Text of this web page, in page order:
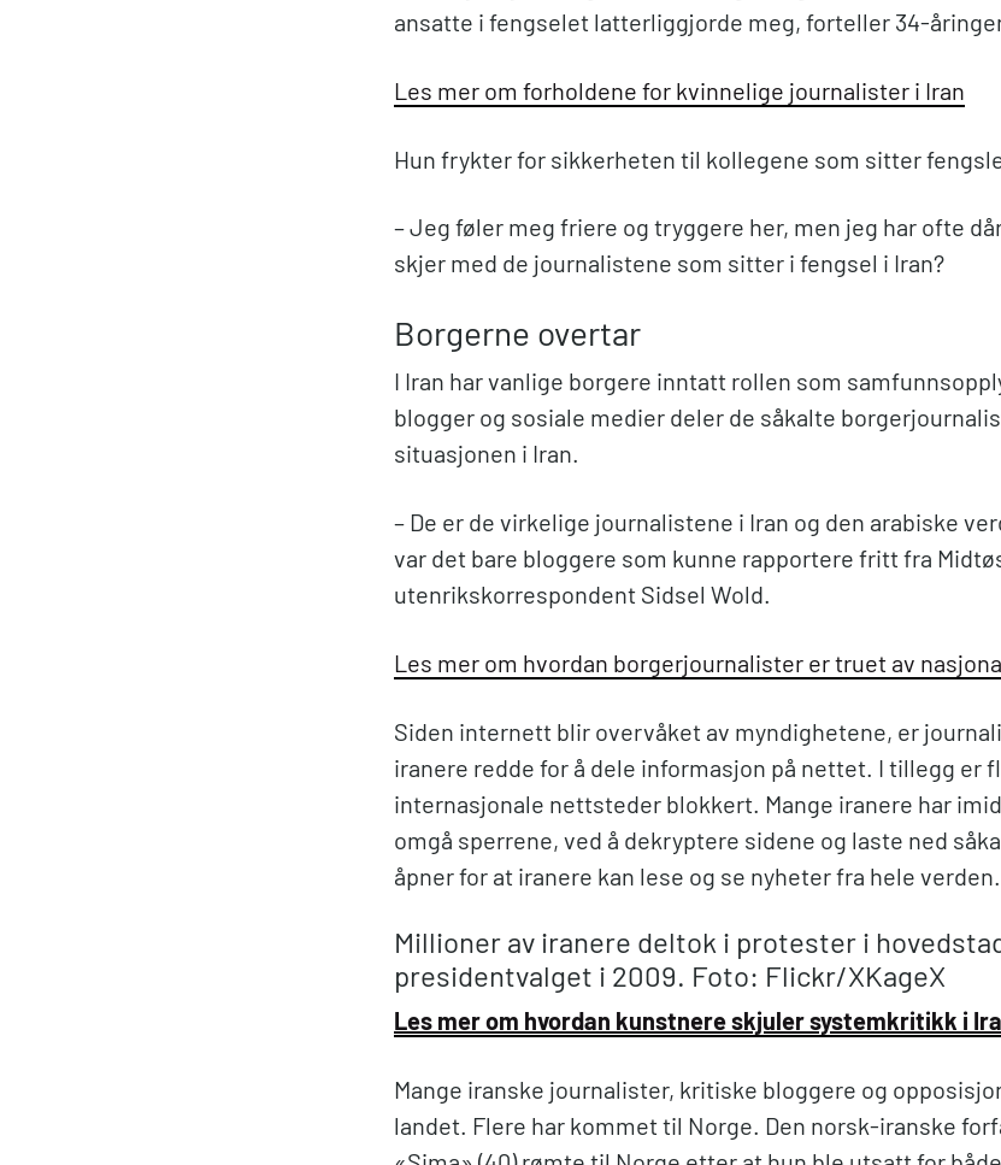
ansatte i fengselet latterliggjorde meg, forteller 34-
Les mer om forholdene for kvinnelige journalister i Iran
Hun frykter for sikkerheten til kollegene som sitter
– Jeg føler meg friere og tryggere her, men jeg har ofte
skjer med de journalistene som sitter i fengsel i Iran?
Borgerne overtar
I Iran har vanlige borgere inntatt rollen som
blogger og sosiale medier deler de såkalte
situasjonen i Iran.
– De er de virkelige journalistene i Iran og den arabiske
var det bare bloggere som kunne rapportere fritt fra
utenrikskorrespondent Sidsel Wold.
Les mer om hvordan borgerjournalister er truet av
Siden internett blir overvåket av myndighetene, er
iranere redde for å dele informasjon på nettet. I tillegg er
internasjonale nettsteder blokkert. Mange iranere har
omgå sperrene, ved å dekryptere sidene og laste ned
åpner for at iranere kan lese og se nyheter fra hele verden.
Millioner av iranere deltok i protester i
presidentvalget i 2009. Foto: Flickr/XKageX
Les mer om hvordan kunstnere skjuler systemkritikk i
Mange iranske journalister, kritiske bloggere og
landet. Flere har kommet til Norge. Den norsk-iranske